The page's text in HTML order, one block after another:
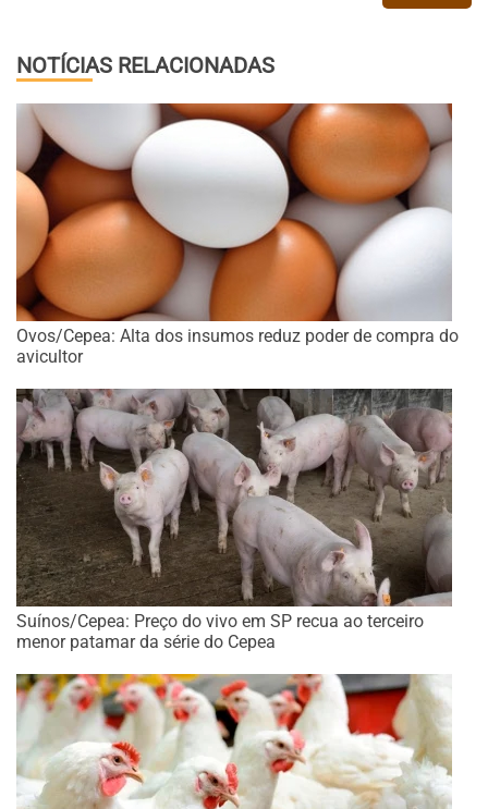
NOTÍCIAS RELACIONADAS
Ovos/Cepea: Alta dos insumos reduz poder de compra do
avicultor
Suínos/Cepea: Preço do vivo em SP recua ao terceiro
menor patamar da série do Cepea